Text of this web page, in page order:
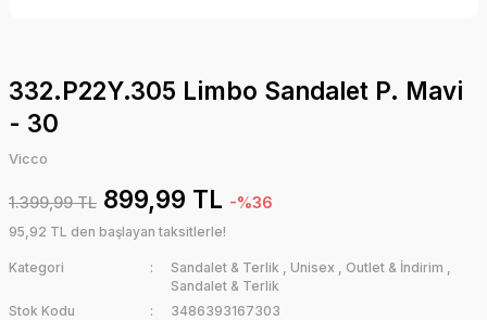
332.P22Y.305 Limbo Sandalet P. Mavi
- 30
Vicco
1.399,99 TL 899,99 TL -%36
95,92 TL den başlayan taksitlerle!
Kategori Sandalet & Terlik , Unisex , Outlet & İndirim ,
Sandalet & Terlik
Stok Kodu
3486393167303